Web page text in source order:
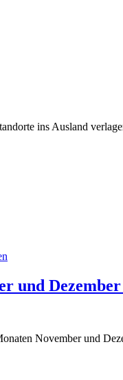
ins Ausland
und Dezember
November und